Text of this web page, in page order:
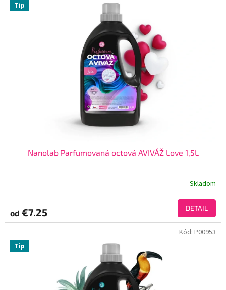
Tip
Nanolab Parfumovaná octová AVIVÁŽ Love 1,5L
Skladom
od €7.25 DETAIL
Tip
Kód: P00953